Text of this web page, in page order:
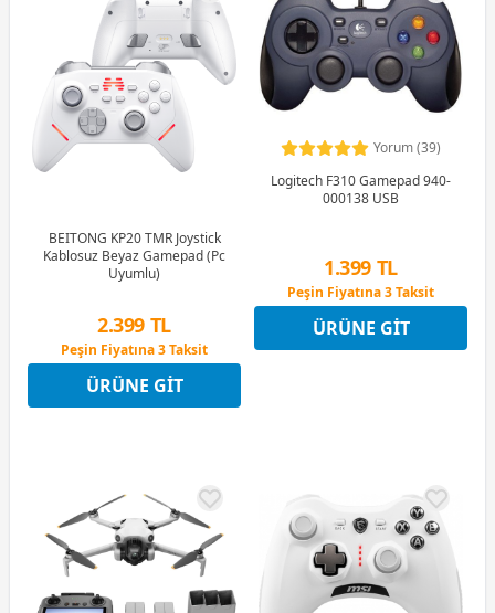
BEITONG KP20 TMR Joystick
Kablosuz Beyaz Gamepad (Pc
Uyumlu)
2.399 TL
Peşin Fiyatına 3 Taksit
9 Ay x 333 TL taksitle
Peşin Fiyatına 3 Taksit
ÜRÜNE GIT
Yorum (39)
Logitech F310 Gamepad 940-
000138 USB
1.399 TL
Peşin Fiyatına 3 Taksit
9 Ay x 194 TL taksitle
Peşin Fiyatına 3 Taksit
ÜRÜNE GIT